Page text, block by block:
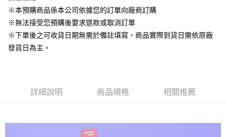
AFTEE先享後付
相關說明
１．簡單：不需註冊會員、不需綁卡、不需儲值。
２．便利：只要手機號碼，簡訊認證，即可結帳。
【「AFTEE先享後付」結帳流程】
１．於結帳方式選擇「AFTEE先享後付」後，將跳轉至「AFTEE先享後付」
運送方式
每筆NT$120，滿NT$1,200(含以上)免運費
※本預購商品係本公司依據您的訂單向廠商訂購
※無法接受您預購後要求退款或取消訂單
※下單後之可收貨日期無需於備註填寫，商品實際到貨日需依原廠
發貨日為主。
詳細說明 商品規格 相關推薦